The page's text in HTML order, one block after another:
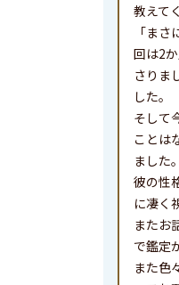
教えて
「ま
回は2
さりま
した。
そして
ことは
ました。
彼の性
に凄く
またお
で鑑定
また色